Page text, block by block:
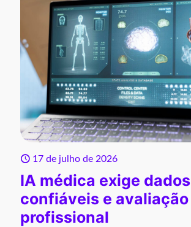
17 de julho de 2026
IA médica exige dados
confiáveis e avaliação
profissional